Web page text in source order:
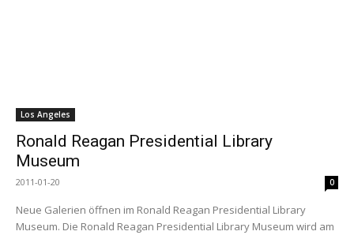
Los Angeles
Ronald Reagan Presidential Library
Museum
2011-01-20 0
Neue Galerien öffnen im Ronald Reagan Presidential Library
Museum. Die Ronald Reagan Presidential Library Museum wird am